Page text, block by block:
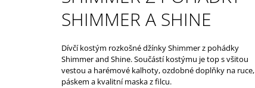
SHIMMER A SHINE
Dívčí kostým rozkošné džínky Shimmer z pohádky
Shimmer and Shine. Součástí kostýmu je top s všitou
vestou a harémové kalhoty, ozdobné doplňky na ruce,
páskem a kvalitní maska z filcu.